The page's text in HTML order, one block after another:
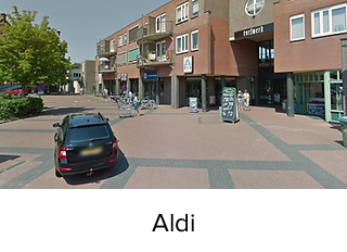
Aldi